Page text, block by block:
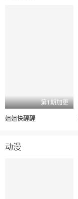
第1期加更
姐姐快醒醒
动漫